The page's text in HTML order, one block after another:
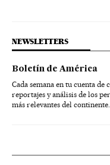
NEWSLETTERS
Boletín de América
Cada semana en tu cuenta
reportajes y análisis de los
más relevantes del continente.